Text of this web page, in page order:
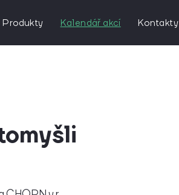
Produkty Kalendář akcí Kontakty